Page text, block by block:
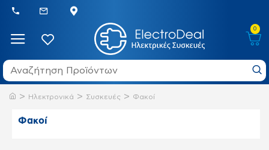
0
Ηλεκτρονικά Συσκευές Φακοί
Φακοί